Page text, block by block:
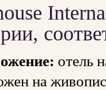
отель
на